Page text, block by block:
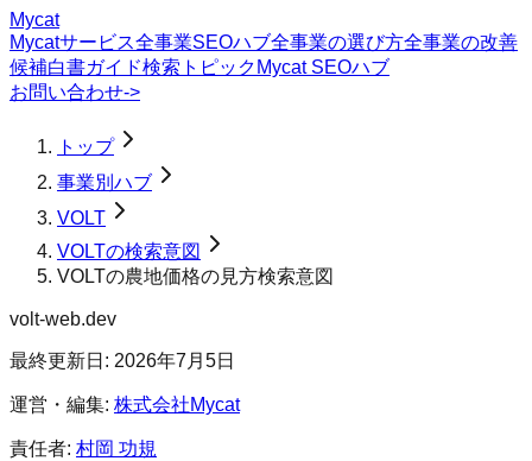
Mycat
Mycatサービス全事業SEOハブ全事業の選び方全事業の改善
候補白書ガイド検索トピック Mycat SEOハブ
お問い合わせ->
トップ
事業別ハブ
VOLT
VOLTの検索意図
VOLTの農地価格の見方検索意図
volt-web.dev
最終更新日: 2026年7月5日
運営・編集: 株式会社Mycat
責任者: 村岡 功規